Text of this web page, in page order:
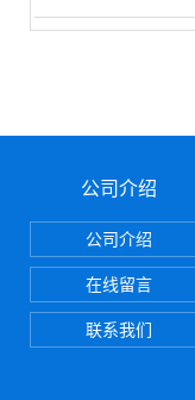
公司介绍
公司介绍
在线留言
联系我们